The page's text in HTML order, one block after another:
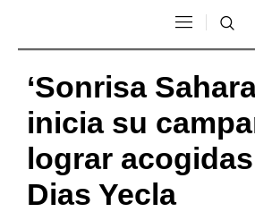
‘Sonrisa
inicia su
lograr
Dias Yecla